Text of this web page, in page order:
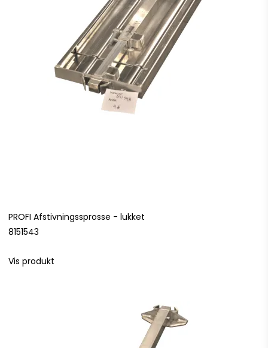
PROFI Afstivningssprosse - lukket
8151543
Vis produkt